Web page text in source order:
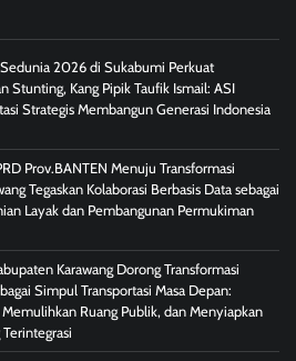
2026 di Sukabumi Perkuat
Stunting, Kang Pipik Taufik Ismail: ASI
Strategis Membangun Generasi Indonesia
Prov.BANTEN Menuju Transformasi
Tegaskan Kolaborasi Berbasis Data sebagai
Layak dan Pembangunan Permukiman
Karawang Dorong Transformasi
Simpul Transportasi Masa Depan:
Ruang Publik, dan Menyiapkan